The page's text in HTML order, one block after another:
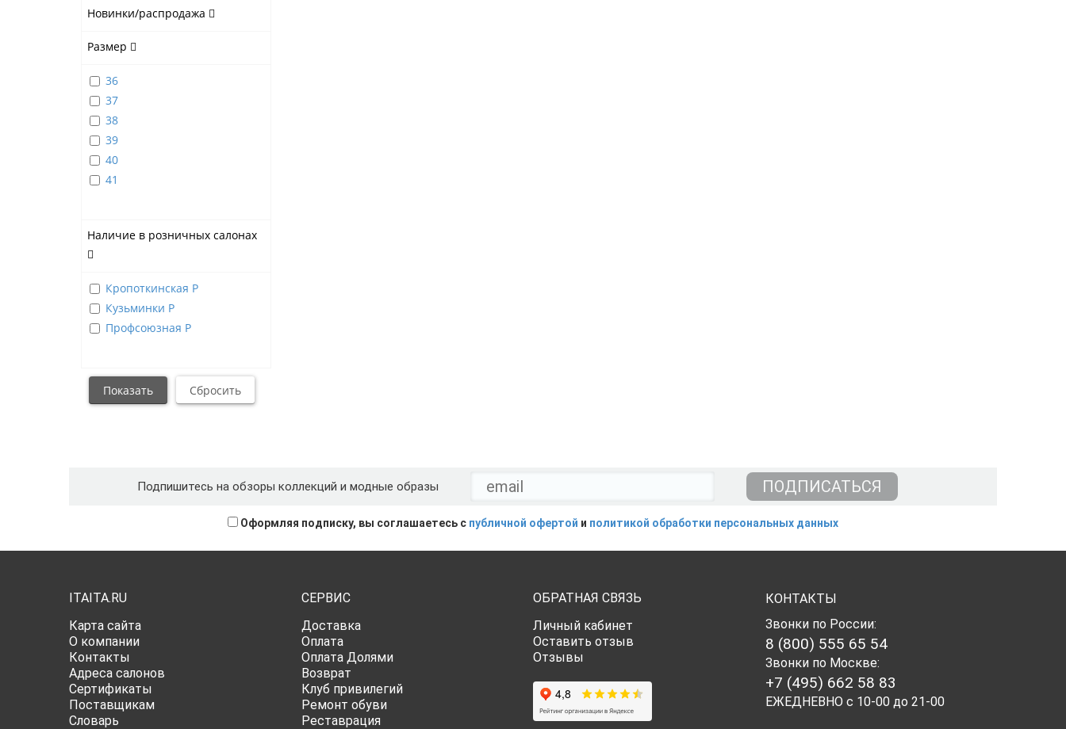
Новинки/распродажа
Размер
36
37
38
39
40
41
Наличие в розничных салонах
Кропоткинская Р
Кузьминки Р
Профсоюзная Р
Подпишитесь на обзоры коллекций и модные образы
Оформляя подписку, вы соглашаетесь с публичной офертой и политикой обработки персональных данных
ITAITA.RU
Карта сайта
О компании
Контакты
Адреса салонов
Сертификаты
Поставщикам
Словарь
СЕРВИС
Доставка
Оплата
Оплата Долями
Возврат
Клуб привилегий
Ремонт обуви
Реставрация
ОБРАТНАЯ СВЯЗЬ
Личный кабинет
Оставить отзыв
Отзывы
КОНТАКТЫ
Звонки по России:
8 (800) 555 65 54
Звонки по Москве:
+7 (495) 662 58 83
ЕЖЕДНЕВНО с 10-00 до 21-00